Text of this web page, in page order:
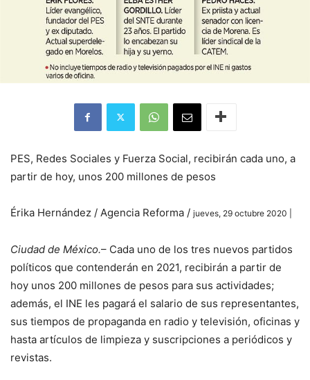
PES, Redes Sociales y Fuerza Social, recibirán cada uno, a
partir de hoy, unos 200 millones de pesos
Érika Hernández / Agencia Reforma / jueves, 29 octubre 2020 |
Ciudad de México.– Cada uno de los tres nuevos partidos
políticos que contenderán en 2021, recibirán a partir de
hoy unos 200 millones de pesos para sus actividades;
además, el INE les pagará el salario de sus representantes,
sus tiempos de propaganda en radio y televisión, oficinas y
hasta artículos de limpieza y suscripciones a periódicos y
revistas.